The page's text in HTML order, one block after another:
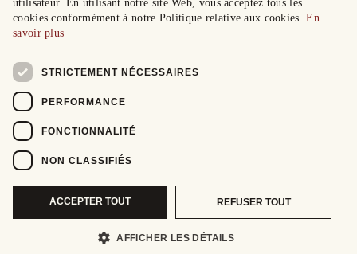
utilisateur. En utilisant notre site Web, vous acceptez tous les
cookies conformément à notre Politique relative aux cookies.En
savoir plus
STRICTEMENT NÉCESSAIRES
PERFORMANCE
FONCTIONNALITÉ
NON CLASSIFIÉS
ACCEPTER TOUT REFUSER TOUT
AFFICHER LES DÉTAILS